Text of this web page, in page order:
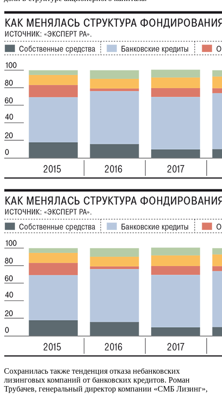
Сохранилась также тенденция отказа небанковских
лизинговых компаний от банковских кредитов. Роман
Трубачев, генеральный директор компании «СМБ Лизинг»,